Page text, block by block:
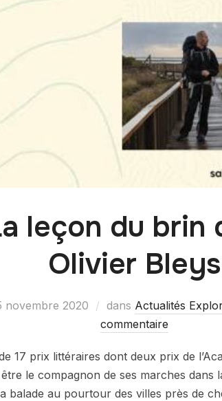
leçon du brin
Olivier Bleys
novembre 2020 dans Actualités
commentaire
17 prix littéraires dont deux prix de
le compagnon de ses marches
balade au pourtour des villes près de